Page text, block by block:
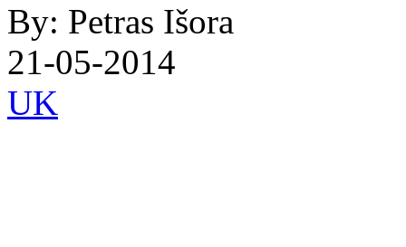
By: Petras Išora
21-05-2014
UK